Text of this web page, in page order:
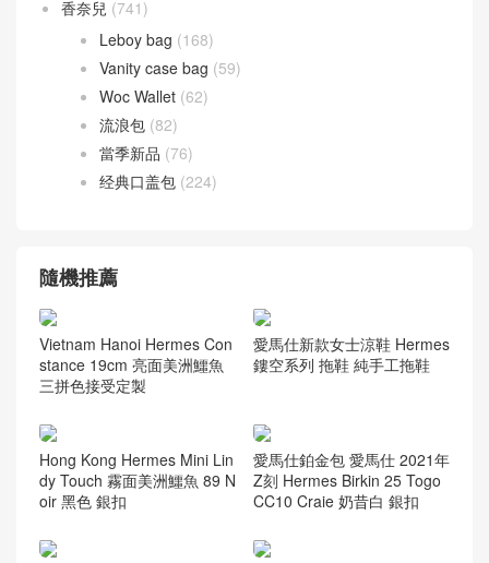
灣鱷 倒 V Porosus
美洲鱷魚 方塊 Alligator
鴕鳥皮 (1)
愛馬仕 腰帶
(40)
聖羅蘭(272)
ysl niki bag (55)
Vanity case bag
當季新品(76)
经典口盖包
隨機推薦
Vietnam Hanoi Hermes Con
愛馬仕新款女士涼鞋 Hermes